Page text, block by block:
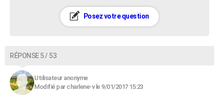
Posez votre question
RÉPONSE 5 / 53
Utilisateur anonyme
Modifié par charlene-v le 9/01/2017 15:23